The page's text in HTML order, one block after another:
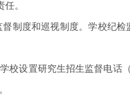
。
督制度和巡视制度。学校纪
校设置研究生招生监督电话（